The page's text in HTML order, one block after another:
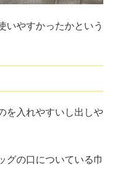
いやすかったかという
を入れやすいし出しや
グの口についている巾